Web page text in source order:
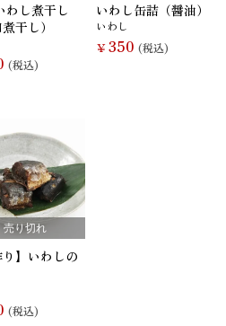
辛子明太子
）
わし煮干し
煮干し）
(税込)
いわし缶詰（醤油）
いわし
￥350 (税込)
売り切れ
り】いわしの
(税込)